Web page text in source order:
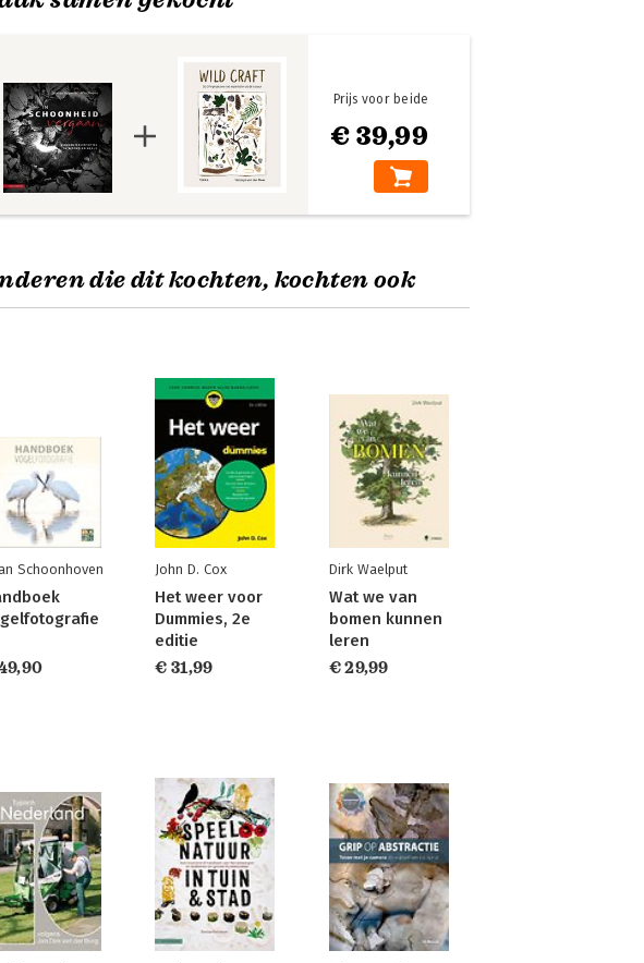
€ 39,99
Prijs voor beide
die dit kochten, kochten ook
Schoonhoven John D. Cox
Het weer voor
Dummies, 2e
editie
€ 31,99
Dirk Waelput
Wat we van
bomen kunnen
leren
€ 29,99